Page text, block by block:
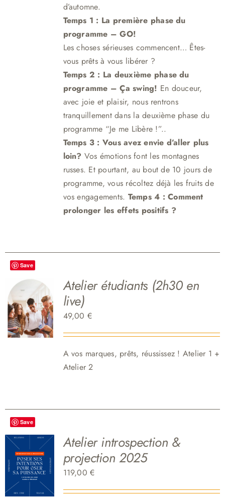
d’automne.
Temps 1 : La première phase du
programme – GO!
Les choses sérieuses commencent… Êtes-
vous prêts à vous libérer ?
Temps 2 : La deuxième phase du
programme – Ça swing! En douceur,
avec joie et plaisir, nous rentrons
tranquillement dans la deuxième phase du
programme “Je me Libère !”..
Temps 3 : Vous avez envie d’aller plus
loin? Vos émotions font les montagnes
russes. Et pourtant, au bout de 10 jours de
programme, vous récoltez déjà les fruits de
vos engagements. Temps 4 : Comment
prolonger les effets positifs ?
Save
Atelier étudiants (2h30 en
live)
49,00 €
A vos marques, prêts, réussissez ! Atelier 1 +
Atelier 2
Save
Atelier introspection &
projection 2025
119,00€